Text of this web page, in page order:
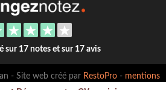
sur 17 notes et sur 17 avis
- Site web créé par RestoPro- mentions
légales